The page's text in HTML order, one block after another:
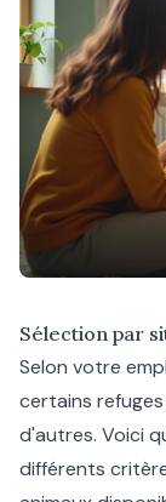
Sélection par
Selon votre
certains
d'autres. Voici
différents